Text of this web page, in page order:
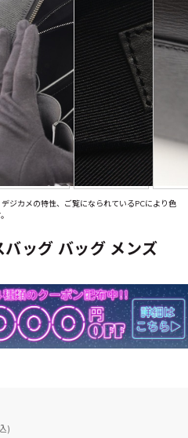
ジカメの特性、ご覧になられているPCにより色
ッグ バッグ メンズ
)